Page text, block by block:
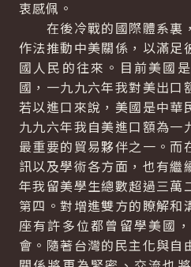
衷感佩。
在後冷戰的國際體系裏
作法推動中美關係，以滿足
國人民的往來。目前美國
國，一九九六年我對美出口
若以進口來說，美國是中華
九九六年我自美進口額為一
最重要的貿易夥伴之一。而
訊以及學術各方面，也有繼
年我留美學生總數超過三萬
第四。對增進雙方的瞭解和
座有許多位都曾留學美國
會。隨著台灣的民主化與自